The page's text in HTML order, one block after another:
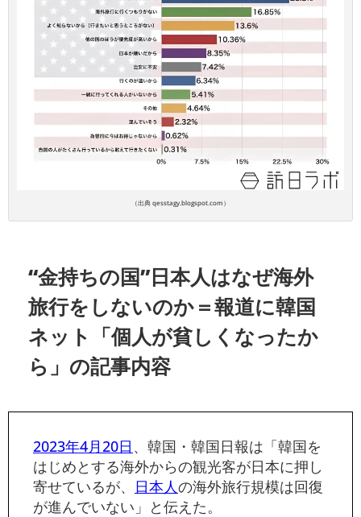
（出典 qesstagy.blogspot.com）
“金持ちの国”日本人はなぜ海外
旅行をしないのか＝報道に韓国
ネット「個人が貧しくなったか
ら」の記事内容
2023年4月20日 、韓国・韓国日報は「韓国を
はじめとする海外からの観光客が日本に押し
寄せているが、 日本人の海外旅行規模は回復
が進んでいない」と伝えた。